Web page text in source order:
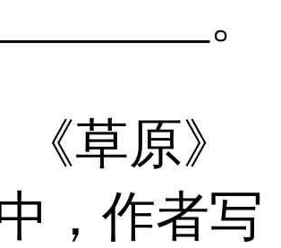
。
《草原》
，作者写